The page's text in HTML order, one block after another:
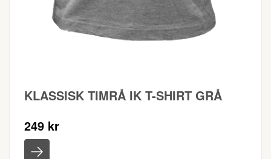
KLASSISK TIMRÅ IK T-SHIRT GRÅ
249 kr